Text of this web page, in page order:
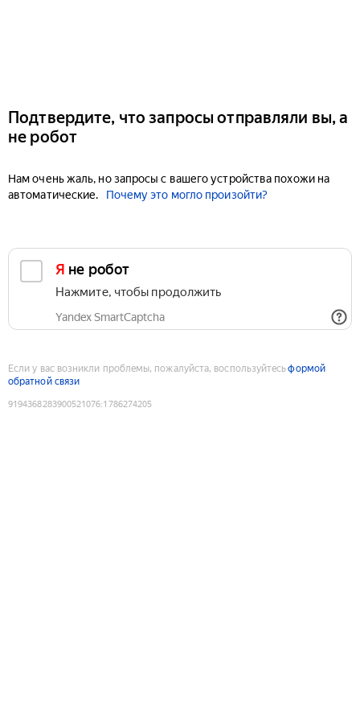
Подтвердите, что запросы отправляли вы, а
не робот
Нам очень жаль, но запросы с вашего устройства похожи на
автоматические.
Почему это могло произойти?
Я не робот
Нажмите, чтобы продолжить
Yandex SmartCaptcha
Если у вас возникли проблемы, пожалуйста, воспользуйтесьформой
обратной связи
9194368283900521076:1786274205